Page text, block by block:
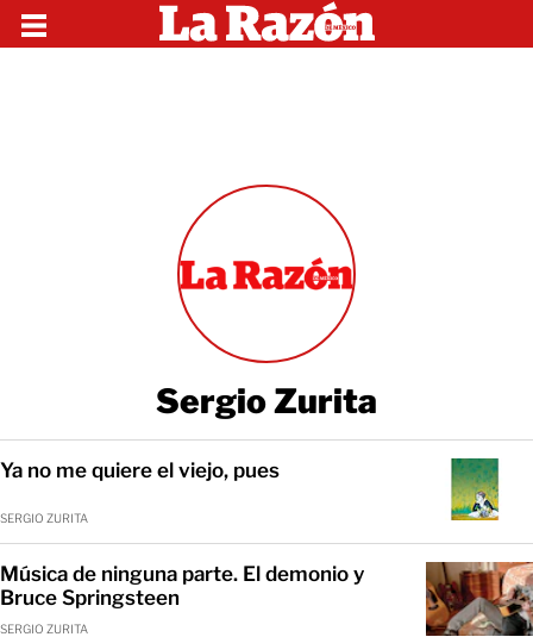
Sergio Zurita
Ya no me quiere el viejo, pues
SERGIO ZURITA
Música de ninguna parte. El demonio y
Bruce Springsteen
SERGIO ZURITA